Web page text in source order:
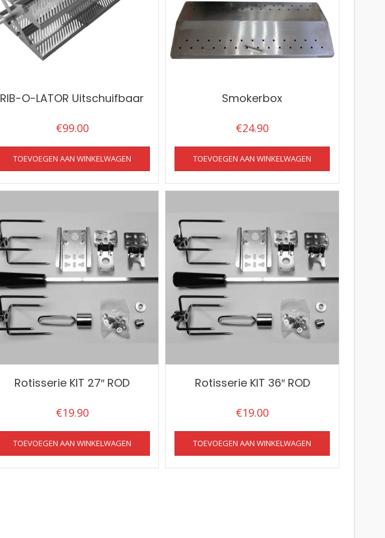
RIB-O-LATOR Uitschuifbaar
€99.00
TOEVOEGEN AAN WINKELWAGEN
Smokerbox
€24.90
TOEVOEGEN AAN WINKELWAGEN
Rotisserie KIT 27″ ROD
€19.90
TOEVOEGEN AAN WINKELWAGEN
Rotisserie KIT 36″ ROD
€19.00
TOEVOEGEN AAN WINKELWAGEN